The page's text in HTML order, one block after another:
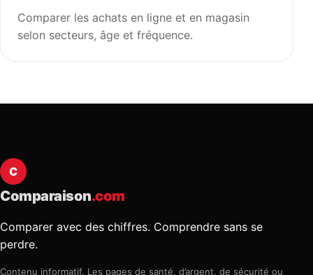
Comparer les achats en ligne et en magasin
selon secteurs, âge et fréquence.
C
Comparaison.com
Comparer avec des chiffres. Comprendre sans se
perdre.
Contenu informatif. Les pages de santé, d’argent, de sécurité ou